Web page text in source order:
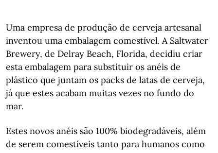
Uma empresa de produção de cerveja artesanal
inventou uma embalagem comestível. A Saltwater
Brewery, de Delray Beach, Florida, decidiu criar
esta embalagem para substituir os anéis de
plástico que juntam os packs de latas de cerveja,
já que estes acabam muitas vezes no fundo do
mar.
Estes novos anéis são 100% biodegradáveis, além
de serem comestíveis tanto para humanos como